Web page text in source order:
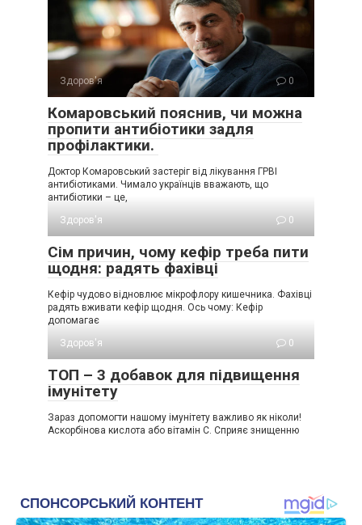
Здоров'я 0
Комаровський пояснив, чи можна
пропити антибіотики задля
профілактики.
Доктор Комаровський застеріг від лікування ГРВІ
антибіотиками. Чимало українців вважають, що
антибіотики – це,
Здоров'я
0
Сім причин, чому кефір треба пити
щодня: радять фахівці
Кефір чудово відновлює мікрофлору кишечника. Фахівці
радять вживати кефір щодня. Ось чому: Кефір
допомагає
Здоров'я
0
ТОП – 3 добавок для підвищення
імунітету
Зараз допомогти нашому імунітету важливо як ніколи!
Аскорбінова кислота або вітамін С. Сприяє знищенню